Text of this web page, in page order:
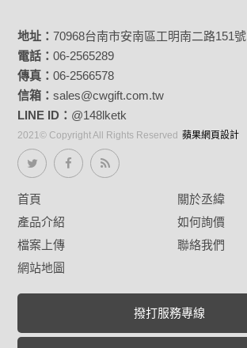
地址：70968台南市安南區工明南二路151號
電話：06-2565289
傳真：06-2566578
信箱：sales@cwgift.com.tw
LINE ID： @148lketk
2021© Copyright All Rights Reserved 蘋果網頁設計
首頁
關於丞緯
產品介紹
如何詢價
檔案上傳
聯絡我們
網站地圖
撥打服務專線